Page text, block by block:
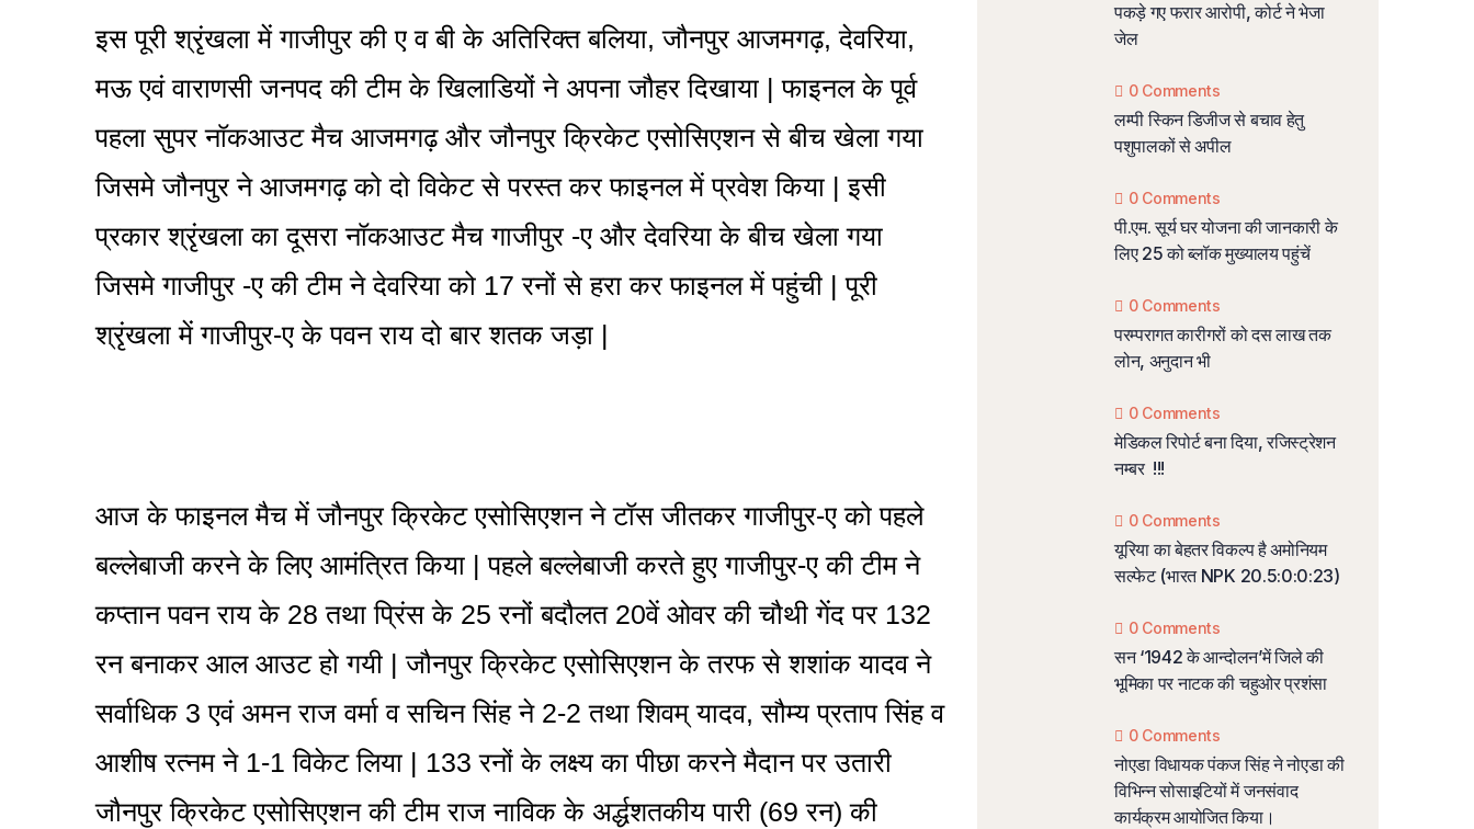
इस पूरी श्रृंखला में गाजीपुर की ए व बी के अतिरिक्त बलिया, जौनपुर आजमगढ़, देवरिया,
मऊ एवं वाराणसी जनपद की टीम के खिलाडियों ने अपना जौहर दिखाया | फाइनल के पूर्व
पहला सुपर नॉकआउट मैच आजमगढ़ और जौनपुर क्रिकेट एसोसिएशन से बीच खेला गया
जिसमे जौनपुर ने आजमगढ़ को दो विकेट से परस्त कर फाइनल में प्रवेश किया | इसी
प्रकार श्रृंखला का दूसरा नॉकआउट मैच गाजीपुर -ए और देवरिया के बीच खेला गया
जिसमे गाजीपुर -ए की टीम ने देवरिया को 17 रनों से हरा कर फाइनल में पहुंची | पूरी
श्रृंखला में गाजीपुर-ए के पवन राय दो बार शतक जड़ा |
आज के फाइनल मैच में जौनपुर क्रिकेट एसोसिएशन ने टॉस जीतकर गाजीपुर-ए को पहले
बल्लेबाजी करने के लिए आमंत्रित किया | पहले बल्लेबाजी करते हुए गाजीपुर-ए की टीम ने
कप्तान पवन राय के 28 तथा प्रिंस के 25 रनों बदौलत 20वें ओवर की चौथी गेंद पर 132
रन बनाकर आल आउट हो गयी | जौनपुर क्रिकेट एसोसिएशन के तरफ से शशांक यादव ने
सर्वाधिक 3 एवं अमन राज वर्मा व सचिन सिंह ने 2-2 तथा शिवम् यादव, सौम्य प्रताप सिंह व
आशीष रत्नम ने 1-1 विकेट लिया | 133 रनों के लक्ष्य का पीछा करने मैदान पर उतारी
जौनपुर क्रिकेट एसोसिएशन की टीम राज नाविक के अर्द्धशतकीय पारी (69 रन) की
पकड़े गए फरार आरोपी, कोर्ट ने भेजा
जेल
0 Comments
लम्पी स्किन डिजीज से बचाव हेतु
पशुपालकों से अपील
0 Comments
पी.एम. सूर्य घर योजना की जानकारी के
लिए 25 को ब्लॉक मुख्यालय पहुंचें
0 Comments
परम्परागत कारीगरों को दस लाख तक
लोन, अनुदान भी
0 Comments
मेडिकल रिपोर्ट बना दिया, रजिस्ट्रेशन
नम्बर !!!
0 Comments
यूरिया का बेहतर विकल्प है अमोनियम
सल्फेट (भारत NPK 20.5:0:0:23)
0 Comments
सन ‘1942 के आन्दोलन’में जिले की
भूमिका पर नाटक की चहुओर प्रशंसा
0 Comments
नोएडा विधायक पंकज सिंह ने नोएडा की
विभिन्न सोसाइटियों में जनसंवाद
कार्यक्रम आयोजित किया।